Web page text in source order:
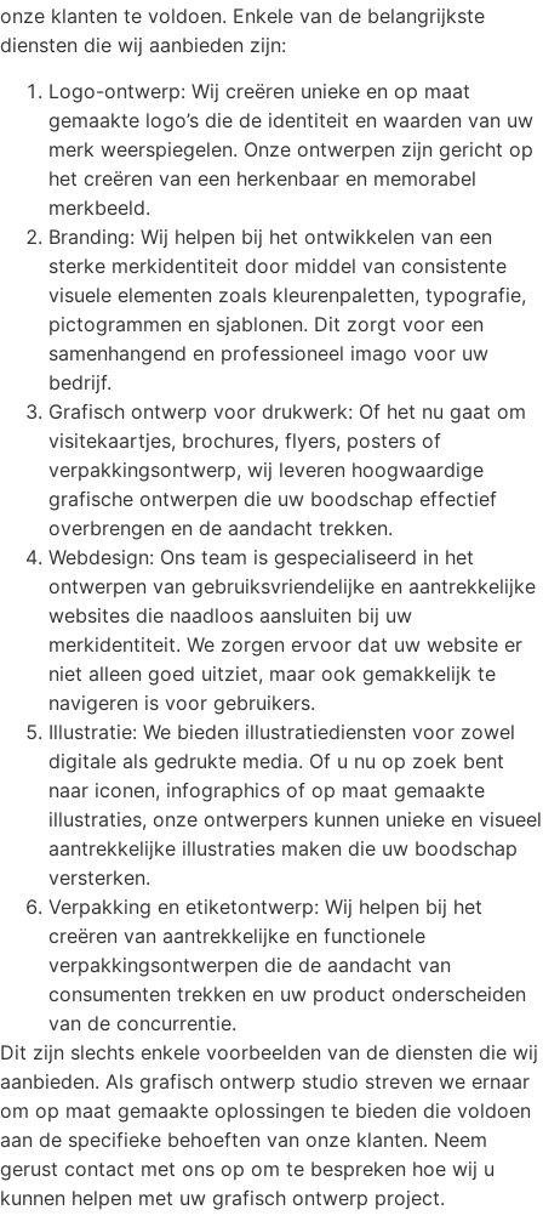
onze klanten te voldoen. Enkele van de belangrijkste
diensten die wij aanbieden zijn:
Logo-ontwerp: Wij creëren unieke en op maat
gemaakte logo’s die de identiteit en waarden van uw
merk weerspiegelen. Onze ontwerpen zijn gericht op
het creëren van een herkenbaar en memorabel
merkbeeld.
Branding: Wij helpen bij het ontwikkelen van een
sterke merkidentiteit door middel van consistente
visuele elementen zoals kleurenpaletten, typografie,
pictogrammen en sjablonen. Dit zorgt voor een
samenhangend en professioneel imago voor uw
bedrijf.
Grafisch ontwerp voor drukwerk: Of het nu gaat om
visitekaartjes, brochures, flyers, posters of
verpakkingsontwerp, wij leveren hoogwaardige
grafische ontwerpen die uw boodschap effectief
overbrengen en de aandacht trekken.
Webdesign: Ons team is gespecialiseerd in het
ontwerpen van gebruiksvriendelijke en aantrekkelijke
websites die naadloos aansluiten bij uw
merkidentiteit. We zorgen ervoor dat uw website er
niet alleen goed uitziet, maar ook gemakkelijk te
navigeren is voor gebruikers.
Illustratie: We bieden illustratiediensten voor zowel
digitale als gedrukte media. Of u nu op zoek bent
naar iconen, infographics of op maat gemaakte
illustraties, onze ontwerpers kunnen unieke en visueel
aantrekkelijke illustraties maken die uw boodschap
versterken.
Verpakking en etiketontwerp: Wij helpen bij het
creëren van aantrekkelijke en functionele
verpakkingsontwerpen die de aandacht van
consumenten trekken en uw product onderscheiden
van de concurrentie.
Dit zijn slechts enkele voorbeelden van de diensten die wij
aanbieden. Als grafisch ontwerp studio streven we ernaar
om op maat gemaakte oplossingen te bieden die voldoen
aan de specifieke behoeften van onze klanten. Neem
gerust contact met ons op om te bespreken hoe wij u
kunnen helpen met uw grafisch ontwerp project.